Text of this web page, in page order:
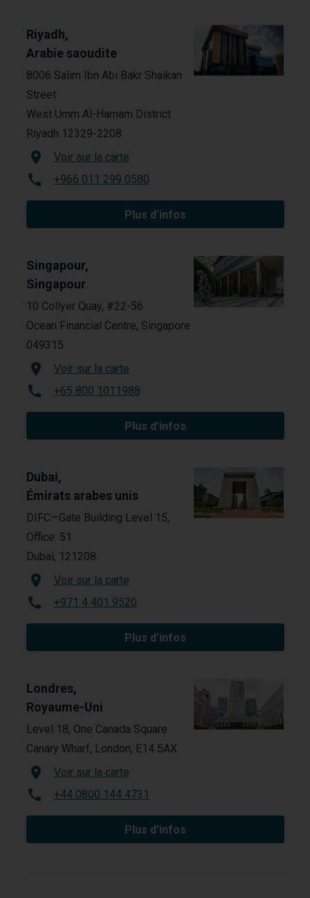
Riyadh,
Arabie saoudite
8006 Salim Ibn Abi Bakr Shaikan
Street
West Umm Al-Hamam District
Riyadh 12329-2208
Voir sur la carte
+966 011 299 0580
Plus d’infos
Singapour,
Singapour
10 Collyer Quay, #22-56
Ocean Financial Centre, Singapore
049315
Voir sur la carte
+65 800 1011988
Plus d’infos
Dubai,
Émirats arabes unis
DIFC—Gate Building Level 15,
Office: 51
Dubai, 121208
Voir sur la carte
+971 4 401 9520
Plus d’infos
Londres,
Royaume-Uni
Level 18, One Canada Square
Canary Wharf, London, E14 5AX
Voir sur la carte
+44 0800 144 4731
Plus d’infos